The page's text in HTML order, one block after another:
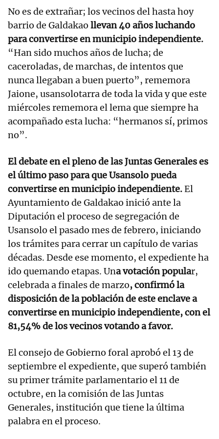
No es de extrañar; los vecinos del hasta hoy
barrio de Galdakao llevan 40 años luchando
para convertirse en municipio independiente.
“Han sido muchos años de lucha; de
caceroladas, de marchas, de intentos que
nunca llegaban a buen puerto”, rememora
Jaione, usansolotarra de toda la vida y que este
miércoles rememora el lema que siempre ha
acompañado esta lucha: “hermanos sí, primos
no”.
El debate en el pleno de las Juntas Generales es
el último paso para que Usansolo pueda
convertirse en municipio independiente.El
Ayuntamiento de Galdakao inició ante la
Diputación el proceso de segregación de
Usansolo el pasado mes de febrero, iniciando
los trámites para cerrar un capítulo de varias
décadas. Desde ese momento, el expediente ha
ido quemando etapas. Una votación popular,
celebrada a finales de marzo, confirmó la
disposición de la población de este enclave a
convertirse en municipio independiente, con el
81,54% de los vecinos votando a favor.
El consejo de Gobierno foral aprobó el 13 de
septiembre el expediente, que superó también
su primer trámite parlamentario el 11 de
octubre, en la comisión de las Juntas
Generales, institución que tiene la última
palabra en el proceso.